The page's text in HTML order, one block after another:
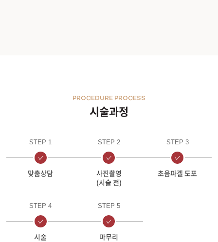
시술과정
PROCEDURE PROCESS
STEP 1
맞춤상담
STEP 2
사진촬영
(시술 전)
STEP 3
초음파겔 도포
STEP 4
시술
STEP 5
마무리